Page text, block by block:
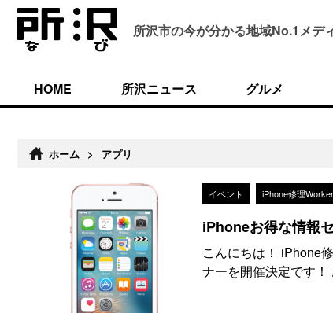
所沢市の今が分かる地域No.1メデ
HOME 所沢ニュース グルメ
ホーム > アプリ
イベント iPhone修理Worker
iPhoneお得な情報
こんにちは！ iPhone
ナーを開催決定です